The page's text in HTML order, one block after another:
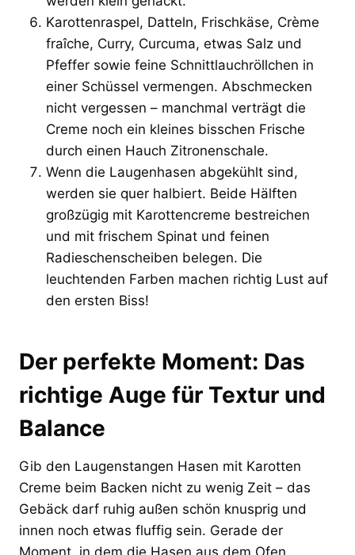
Karottenraspel, Datteln, Frischkäse, Crème
fraîche, Curry, Curcuma, etwas Salz und
Pfeffer sowie feine Schnittlauchröllchen in
einer Schüssel vermengen. Abschmecken
nicht vergessen – manchmal verträgt die
Creme noch ein kleines bisschen Frische
durch einen Hauch Zitronenschale.
Wenn die Laugenhasen abgekühlt sind,
werden sie quer halbiert. Beide Hälften
großzügig mit Karottencreme bestreichen
und mit frischem Spinat und feinen
Radieschenscheiben belegen. Die
leuchtenden Farben machen richtig Lust auf
den ersten Biss!
Der perfekte Moment: Das
richtige Auge für Textur und
Balance
Gib den Laugenstangen Hasen mit Karotten
Creme beim Backen nicht zu wenig Zeit – das
Gebäck darf ruhig außen schön knusprig und
innen noch etwas fluffig sein. Gerade der
Moment, in dem die Hasen aus dem Ofen